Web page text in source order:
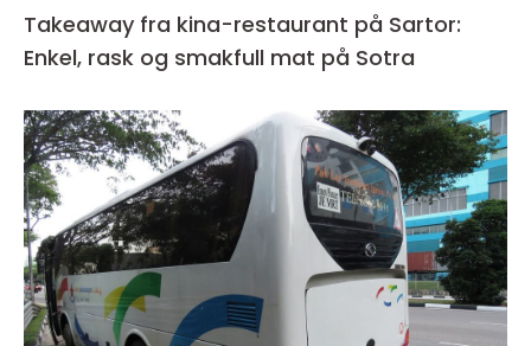
Takeaway fra kina-restaurant på Sartor:
Enkel, rask og smakfull mat på Sotra